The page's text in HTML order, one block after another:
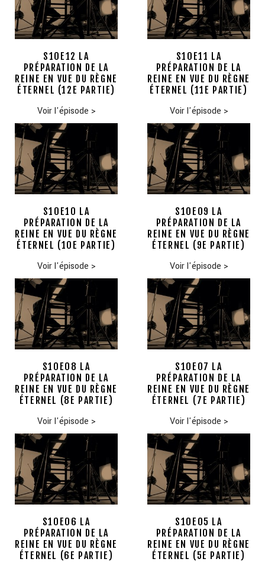
S10E12 LA
PRÉPARATION DE LA
REINE EN VUE DU RÈGNE
ÉTERNEL (12E PARTIE)
Voir l'épisode >
S10E11 LA
PRÉPARATION DE LA
REINE EN VUE DU RÈGNE
ÉTERNEL (11E PARTIE)
Voir l'épisode >
S10E10 LA
PRÉPARATION DE LA
REINE EN VUE DU RÈGNE
ÉTERNEL (10E PARTIE)
Voir l'épisode >
S10E09 LA
PRÉPARATION DE LA
REINE EN VUE DU RÈGNE
ÉTERNEL (9E PARTIE)
Voir l'épisode >
S10E08 LA
PRÉPARATION DE LA
REINE EN VUE DU RÈGNE
ÉTERNEL (8E PARTIE)
Voir l'épisode >
S10E07 LA
PRÉPARATION DE LA
REINE EN VUE DU RÈGNE
ÉTERNEL (7E PARTIE)
Voir l'épisode >
S10E06 LA
PRÉPARATION DE LA
REINE EN VUE DU RÈGNE
ÉTERNEL (6E PARTIE)
S10E05 LA
PRÉPARATION DE LA
REINE EN VUE DU RÈGNE
ÉTERNEL (5E PARTIE)